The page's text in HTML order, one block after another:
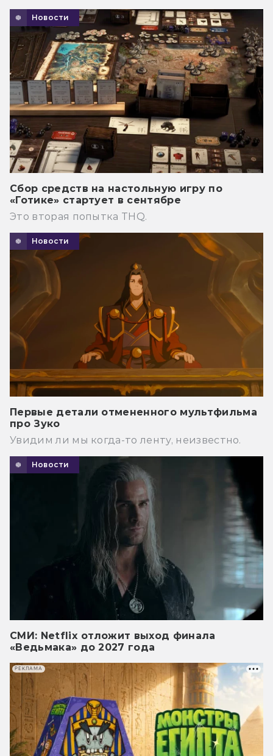
Новости
Сбор средств на настольную игру по
«Готике» стартует в сентябре
Это вторая попытка THQ.
Новости
Первые детали отмененного мультфильма
про Зуко
Увидим ли мы когда-то ленту, неизвестно.
Новости
СМИ: Netflix отложит выход финала
«Ведьмака» до 2027 года
РЕКЛАМА